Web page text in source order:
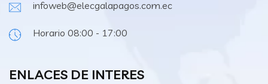
infoweb@elecgalapagos.com.ec
Horario 08:00 - 17:00
ENLACES DE INTERES